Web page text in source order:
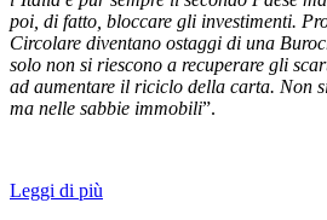
poi, di fatto, bloccare gli investimenti.
Circolare diventano ostaggi di una
solo non si riescono a recuperare gli
ad aumentare il riciclo della carta. Non
ma nelle sabbie immobili”.
Leggi di più